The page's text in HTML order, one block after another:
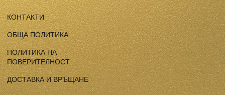
КОНТАКТИ
ОБЩА ПОЛИТИКА
ПОЛИТИКА НА
ПОВЕРИТЕЛНОСТ
ДОСТАВКА И ВРЪЩАНЕ